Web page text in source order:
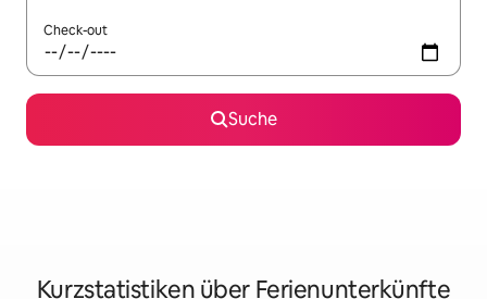
Check-out
Suche
Kurzstatistiken über Ferienunterkünfte